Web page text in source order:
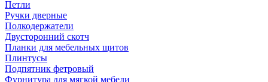
Петли
Ручки дверные
Полкодержатели
Двусторонний скотч
Планки для мебельных щитов
Плинтусы
Подпятник фетровый
Фурнитура для мягкой мебели